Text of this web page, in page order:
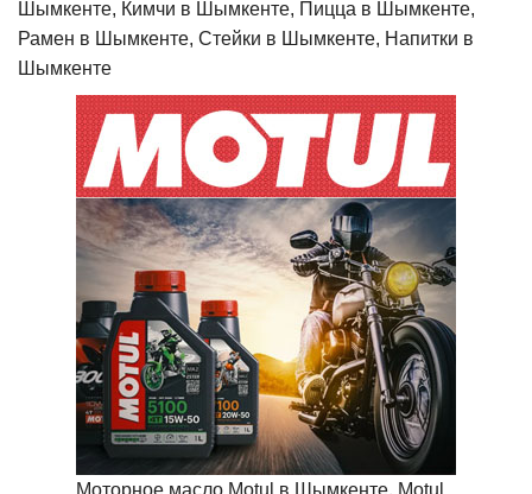
Шымкенте, Кимчи в Шымкенте, Пицца в Шымкенте,
Рамен в Шымкенте, Стейки в Шымкенте, Напитки в
Шымкенте